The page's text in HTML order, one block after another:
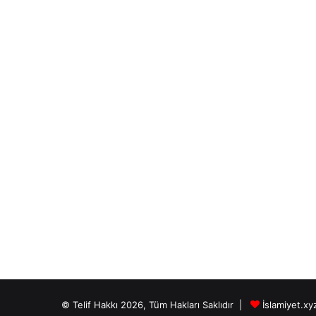
© Telif Hakkı 2026, Tüm Hakları Saklıdır |